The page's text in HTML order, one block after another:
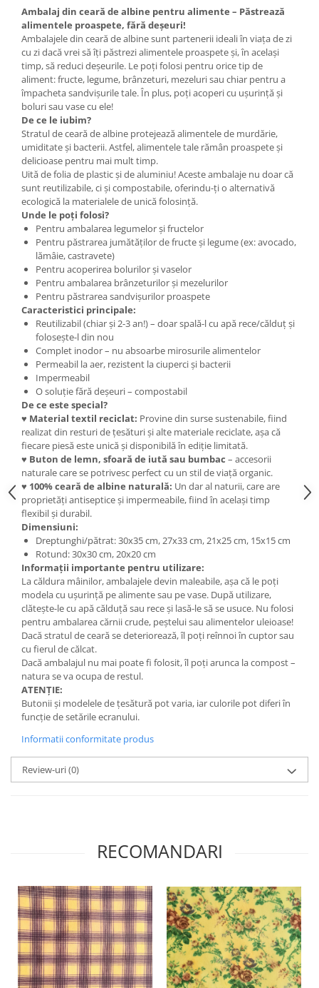
Broșă
Mărgele / talisman
Accesorii păr
Bijuterii din Floarea de colț
Colier / Pandantiv
Cercei
Suport bijuterii
Bijuterii cu cristale naturale
Colier / Pandantiv
Cercei
Brățară
Set bijuterii
Bijuterii din lemn
Colier / Pandantiv
Cercei
Set bijuterii
Brățară
Bijuterii fără metal
Brățară
Bijuterii - Alte
Suport bijuterii
Semn de carte
Accesorii
Produse personalizate (mărturii)
Produse zero waste
Săculeț de depozitare pentru pâine
Ambalaj cu ceară de albine pentru
alimente
Șervețel ecologic pentru sandiș
Săculeț pentru ronțăieli
Dischete cosmetice
Capac textil pentru vase și farfurii
Prosop de bucătărie "NU-hârtie"
Suport pentru tacâmuri de
călătorie
Sac reutilizabil pentru fructe și
legume
Card cadou
TOATE Bijuteriile și Accesoriile
Ambalaj din ceară de albine pentru alimente – Păstrează
alimentele proaspete, fără deșeuri!
Ambalajele din ceară de albine sunt partenerii ideali în viața de zi
cu zi dacă vrei să îți păstrezi alimentele proaspete și, în același
timp, să reduci deșeurile. Le poți folosi pentru orice tip de
aliment: fructe, legume, brânzeturi, mezeluri sau chiar pentru a
împacheta sandvișurile tale. În plus, poți acoperi cu ușurință și
boluri sau vase cu ele!
De ce le iubim?
Stratul de ceară de albine protejează alimentele de murdărie,
umiditate și bacterii. Astfel, alimentele tale rămân proaspete și
delicioase pentru mai mult timp.
Uită de folia de plastic și de aluminiu! Aceste ambalaje nu doar că
sunt reutilizabile, ci și compostabile, oferindu-ți o alternativă
ecologică la materialele de unică folosință.
Unde le poți folosi?
Pentru ambalarea legumelor și fructelor
Pentru păstrarea jumătăților de fructe și legume (ex: avocado,
lămâie, castravete)
Pentru acoperirea bolurilor și vaselor
Pentru ambalarea brânzeturilor și mezelurilor
Pentru păstrarea sandvișurilor proaspete
Caracteristici principale:
Reutilizabil (chiar și 2-3 an!) – doar spală-l cu apă rece/călduț și
folosește-l din nou
Complet inodor – nu absoarbe mirosurile alimentelor
Permeabil la aer, rezistent la ciuperci și bacterii
Impermeabil
O soluție fără deșeuri – compostabil
De ce este special?
♥ Material textil reciclat: Provine din surse sustenabile, fiind
realizat din resturi de țesături și alte materiale reciclate, așa că
fiecare piesă este unică și disponibilă în ediție limitată.
♥ Buton de lemn, sfoară de iută sau bumbac – accesorii
naturale care se potrivesc perfect cu un stil de viață organic.
♥ 100% ceară de albine naturală: Un dar al naturii, care are
proprietăți antiseptice și impermeabile, fiind în același timp
flexibil și durabil.
Dimensiuni:
Dreptunghi/pătrat: 30x35 cm, 27x33 cm, 21x25 cm, 15x15 cm
Rotund: 30x30 cm, 20x20 cm
Informații importante pentru utilizare:
La căldura mâinilor, ambalajele devin maleabile, așa că le poți
modela cu ușurință pe alimente sau pe vase. După utilizare,
clătește-le cu apă călduță sau rece și lasă-le să se usuce. Nu folosi
pentru ambalarea cărnii crude, peștelui sau alimentelor uleioase!
Dacă stratul de ceară se deteriorează, îl poți reînnoi în cuptor sau
cu fierul de călcat.
Dacă ambalajul nu mai poate fi folosit, îl poți arunca la compost –
natura se va ocupa de restul.
ATENȚIE:
Butonii și modelele de țesătură pot varia, iar culorile pot diferi în
funcție de setările ecranului.
Informatii conformitate produs
Review-uri(0)
RECOMANDARI